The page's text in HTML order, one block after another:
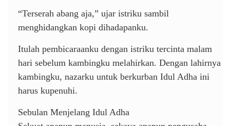
“Terserah abang aja,” ujar istriku sambil
menghidangkan kopi dihadapanku.
Itulah pembicaraanku dengan istriku tercinta malam
hari sebelum kambingku melahirkan. Dengan lahirnya
kambingku, nazarku untuk berkurban Idul Adha ini
harus kupenuhi.
Sebulan Menjelang Idul Adha